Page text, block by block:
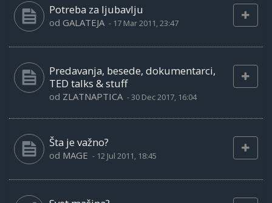
Potreba za ljubavlju
od GALATEJA - 17 Mar 2011, 23:47
Predavanja, besede, dokumentarci,
TED talks & stuff
od ZLATNAPTICA -30 Dec 2017, 16:04
Šta je važno?
od MAGE - 12 Jul 2011, 18:45